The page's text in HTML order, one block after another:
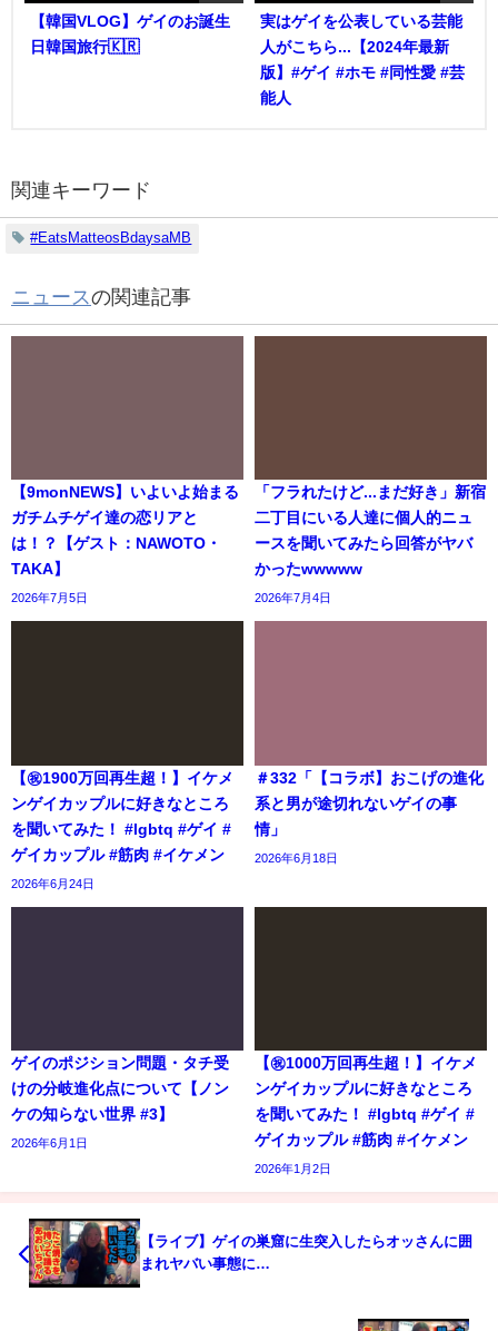
【韓国VLOG】ゲイのお誕生
日韓国旅行🇰🇷
実はゲイを公表している芸能
人がこちら...【2024年最新
版】#ゲイ #ホモ #同性愛 #芸
能人
関連キーワード
#EatsMatteosBdaysaMB
ニュースの関連記事
【9monNEWS】いよいよ始まる
ガチムチゲイ達の恋リアと
は！？【ゲスト：NAWOTO・
TAKA】
2026年7月5日
「フラれたけど...まだ好き」新宿
二丁目にいる人達に個人的ニュ
ースを聞いてみたら回答がヤバ
かったwwwww
2026年7月4日
【㊗️1900万回再生超！】イケメ
ンゲイカップルに好きなところ
を聞いてみた！ #lgbtq #ゲイ #
ゲイカップル #筋肉 #イケメン
2026年6月24日
＃332「【コラボ】おこげの進化
系と男が途切れないゲイの事
情」
2026年6月18日
ゲイのポジション問題・タチ受
けの分岐進化点について【ノン
ケの知らない世界 #3】
2026年6月1日
【㊗️1000万回再生超！】イケメ
ンゲイカップルに好きなところ
を聞いてみた！ #lgbtq #ゲイ #
ゲイカップル #筋肉 #イケメン
2026年1月2日
【ライブ】ゲイの巣窟に生突入したらオッさんに囲
まれヤバい事態に…